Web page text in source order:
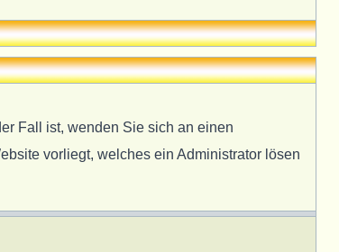
Fall ist, wenden Sie sich an einen
vorliegt, welches ein Administrator lösen